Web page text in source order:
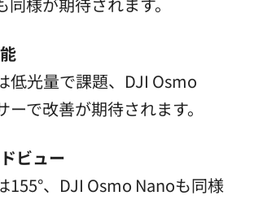
低光量で課題、DJI Osmo
ーで改善が期待されます。
ビュー
155°、DJI Osmo Nanoも同様